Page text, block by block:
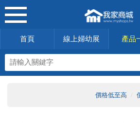
首頁 線上婦幼展 產品
價格低至高